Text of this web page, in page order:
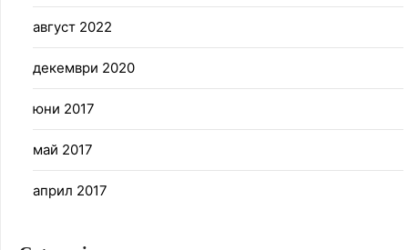
август 2022
декември 2020
юни 2017
май 2017
април 2017